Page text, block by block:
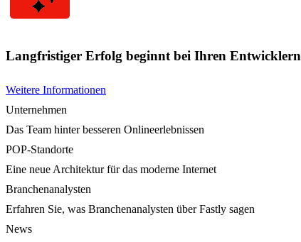
Langfristiger Erfolg beginnt bei Ihren Entwicklern
Weitere Informationen
Unternehmen
Das Team hinter besseren Onlineerlebnissen
POP-Standorte
Eine neue Architektur für das moderne Internet
Branchenanalysten
Erfahren Sie, was Branchenanalysten über Fastly sagen
News